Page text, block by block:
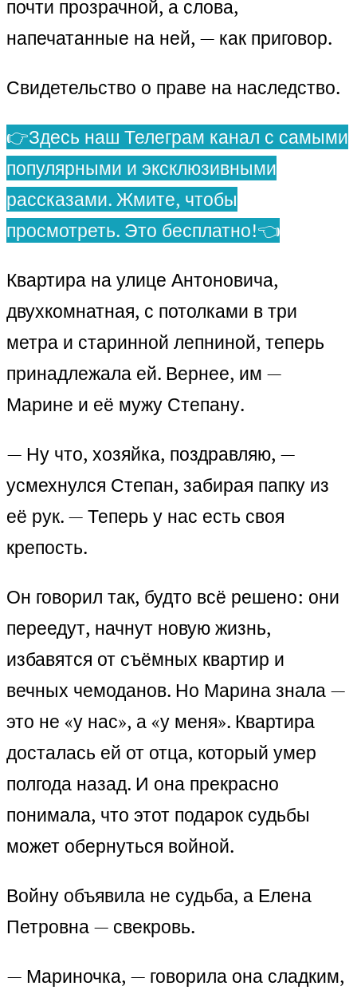
почти прозрачной, а слова,
напечатанные на ней, — как приговор.
Свидетельство о праве на наследство.
👉Здесь наш Телеграм канал с самыми
популярными и эксклюзивными
рассказами. Жмите, чтобы
просмотреть. Это бесплатно!👈
Квартира на улице Антоновича,
двухкомнатная, с потолками в три
метра и старинной лепниной, теперь
принадлежала ей. Вернее, им —
Марине и её мужу Степану.
— Ну что, хозяйка, поздравляю, —
усмехнулся Степан, забирая папку из
её рук. — Теперь у нас есть своя
крепость.
Он говорил так, будто всё решено: они
переедут, начнут новую жизнь,
избавятся от съёмных квартир и
вечных чемоданов. Но Марина знала —
это не «у нас», а «у меня». Квартира
досталась ей от отца, который умер
полгода назад. И она прекрасно
понимала, что этот подарок судьбы
может обернуться войной.
Войну объявила не судьба, а Елена
Петровна — свекровь.
— Мариночка, — говорила она сладким,